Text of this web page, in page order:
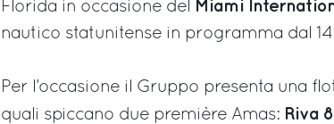
Florida in occasione del Miami
nautico statunitense in programma dal
Per l’occasione il Gruppo presenta una
quali spiccano due première Amas: Riva